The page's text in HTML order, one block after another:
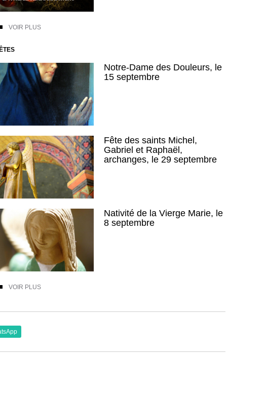
VOIR PLUS
Notre-Dame des Douleurs, le
15 septembre
Fête des saints Michel,
Gabriel et Raphaël,
archanges, le 29 septembre
Nativité de la Vierge Marie, le
8 septembre
VOIR PLUS